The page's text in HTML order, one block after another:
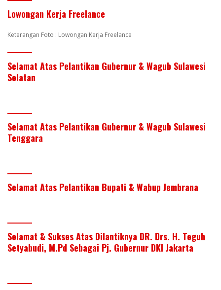
Lowongan Kerja Freelance
Keterangan Foto : Lowongan Kerja Freelance
Selamat Atas Pelantikan Gubernur & Wagub Sulawesi
Selatan
Selamat Atas Pelantikan Gubernur & Wagub Sulawesi
Tenggara
Selamat Atas Pelantikan Bupati & Wabup Jembrana
Selamat & Sukses Atas Dilantiknya DR. Drs. H. Teguh
Setyabudi, M.Pd Sebagai Pj. Gubernur DKI Jakarta